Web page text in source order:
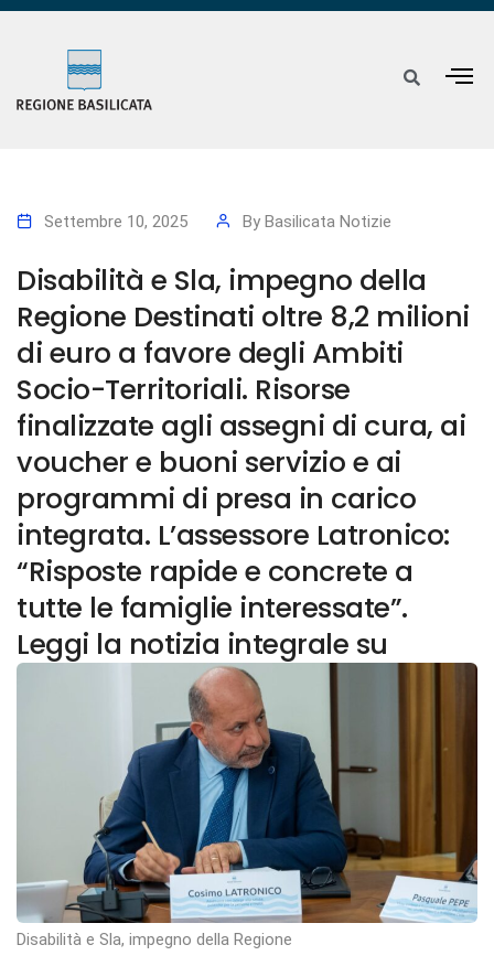
Settembre 10, 2025 By Basilicata Notizie
Disabilità e Sla, impegno della
Regione Destinati oltre 8,2 milioni
di euro a favore degli Ambiti
Socio-Territoriali. Risorse
finalizzate agli assegni di cura, ai
voucher e buoni servizio e ai
programmi di presa in carico
integrata. L’assessore Latronico:
“Risposte rapide e concrete a
tutte le famiglie interessate”.
Leggi la notizia integrale su
Disabilità e Sla, impegno della Regione